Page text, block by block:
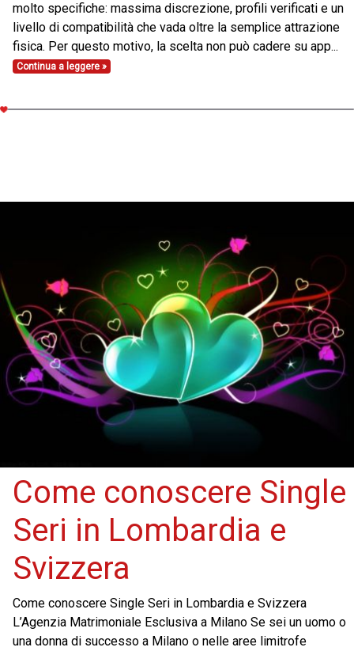
molto specifiche: massima discrezione, profili verificati e un
livello di compatibilità che vada oltre la semplice attrazione
fisica. Per questo motivo, la scelta non può cadere su app...
Continua a leggere »
Come conoscere Single
Seri in Lombardia e
Svizzera
Come conoscere Single Seri in Lombardia e Svizzera
L’Agenzia Matrimoniale Esclusiva a Milano Se sei un uomo o
una donna di successo a Milano o nelle aree limitrofe